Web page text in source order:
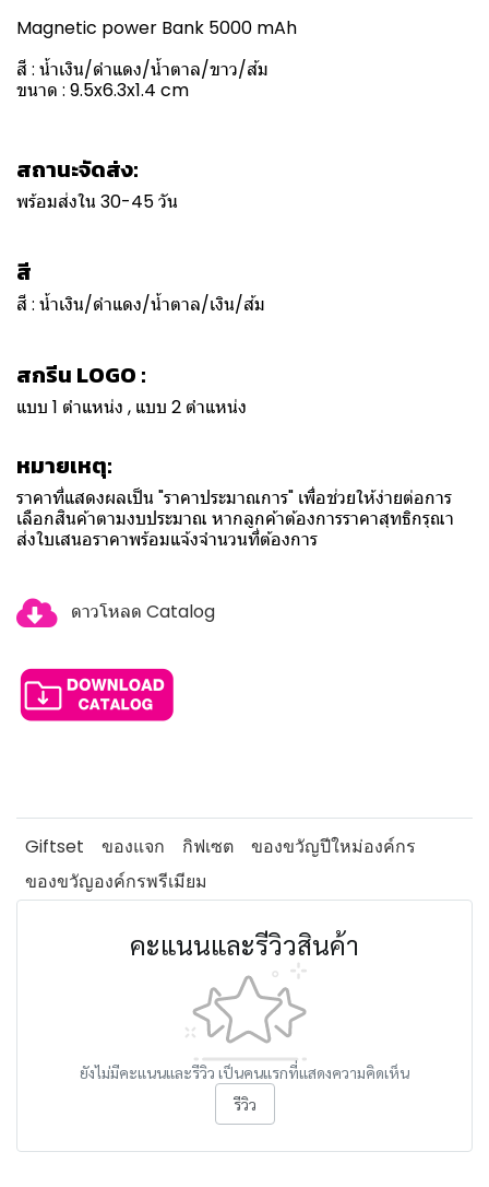
Magnetic power Bank 5000 mAh
สี : น้ำเงิน/ดำแดง/น้ำตาล/ขาว/ส้ม
ขนาด : 9.5x6.3x1.4 cm
สถานะจัดส่ง:
พร้อมส่งใน 30-45 วัน
สี
สี : น้ำเงิน/ดำแดง/น้ำตาล/เงิน/ส้ม
สกรีน LOGO :
แบบ 1 ตำแหน่ง , แบบ 2 ตำแหน่ง
หมายเหตุ:
ราคาที่แสดงผลเป็น "ราคาประมาณการ" เพื่อช่วยให้ง่ายต่อการ
เลือกสินค้าตามงบประมาณ หากลูกค้าต้องการราคาสุทธิกรุณา
ส่งใบเสนอราคาพร้อมแจ้งจำนวนที่ต้องการ
ดาวโหลด Catalog
Giftset ของแจก กิฟเซต
ของขวัญปีใหม่องค์กร
ของขวัญองค์กรพรีเมียม
คะแนนและรีวิวสินค้า
ยังไม่มีคะแนนและรีวิว เป็นคนแรกที่แสดงความคิดเห็น
รีวิว